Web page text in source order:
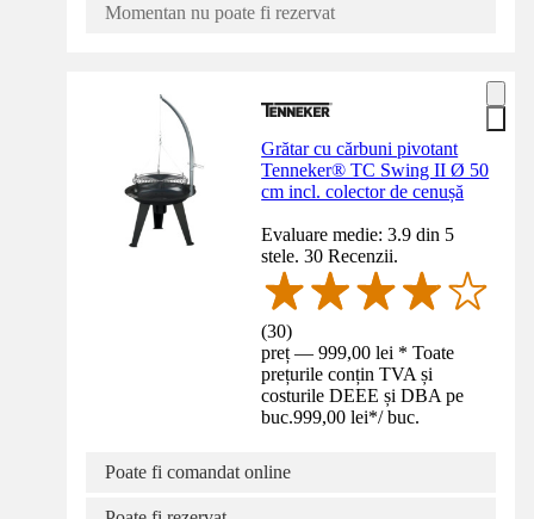
Momentan nu poate fi rezervat
Grătar cu cărbuni pivotant
Tenneker® TC Swing II Ø 50
cm incl. colector de cenușă
Evaluare medie: 3.9 din 5
stele. 30 Recenzii.
(30)
preț — 999,00 lei * Toate
prețurile conțin TVA și
costurile DEEE și DBA pe
buc.999,00 lei*/ buc.
Poate fi comandat online